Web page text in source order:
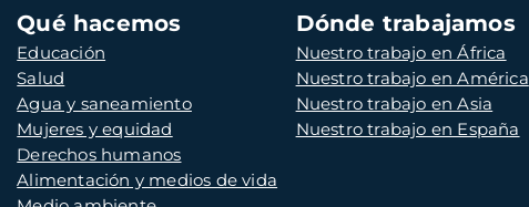
Qué hacemos
Educación
Salud
Agua y saneamiento
Mujeres y equidad
Derechos humanos
Alimentación y medios de vida
Dónde trabajamos
Nuestro trabajo en África
Nuestro trabajo en América
Nuestro trabajo en Asia
Nuestro trabajo en España